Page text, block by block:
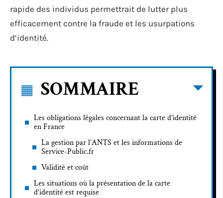
rapide des individus permettrait de lutter plus
efficacement contre la fraude et les usurpations
d’identité.
SOMMAIRE
Les obligations légales concernant la carte d’identité
en France
La gestion par l’ANTS et les informations de
Service-Public.fr
Validité et coût
Les situations où la présentation de la carte
d’identité est requise